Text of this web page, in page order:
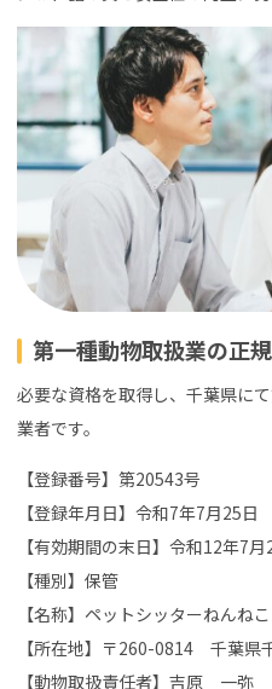
第一種動物取扱業の正
必要な資格を取得し、千葉県に
業者です。
【登録番号】第20543号
【登録年月日】令和7年7月25日
【有効期間の末日】令和12年7月
【種別】保管
【名称】ペットシッターねんね
【所在地】〒260-0814 千葉県
【動物取扱責任者】吉原 一弥